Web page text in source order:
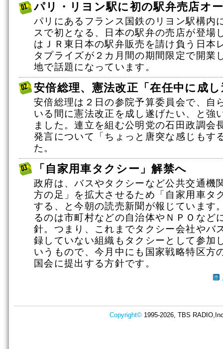
パリ・リヨン駅に初の駅弁売店オ
パリにあるフランス国鉄のリヨン駅構内
スで初となる、日本の駅弁の売店が登場
はＪＲ東日本の駅弁販売を請け負う日本
タプライズが２カ月間の期間限定で開業
地で話題になっています。
安倍総理、憲法改正「在任中に成
安倍総理は２日の参院予算委員会で、自
いる間に憲法改正を成し遂げたい、と強
ました。連立を組む公明党の石田政調会
発言について「ちょっと唐突な感じもす
た。
「自家用車タクシー」解禁へ
政府は、バスやタクシーなど公共交通機
方の足」を拡大させるため「自家用車タ
する、と今朝の読売新聞が報じています
るのは市町村などの自治体やＮＰＯなど
針。つまり、これまでタクシー会社やバ
録していない組織もタクシーとして参加
いうもので、今月中にも国家戦略特区方
国会に提出する方針です。
Copyright© 1995-2026, TBS